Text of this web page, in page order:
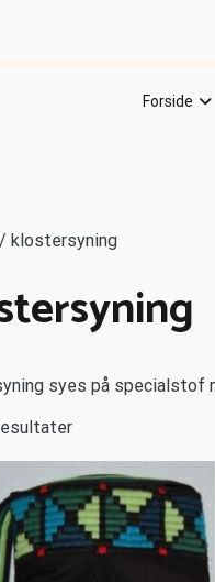
Forside
/ klostersyning
syes på specialstof